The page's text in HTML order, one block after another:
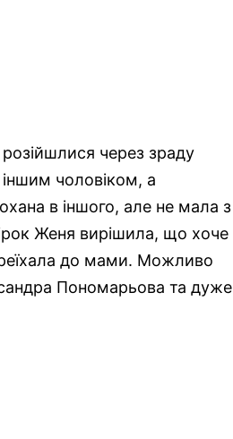
через зраду
іншим чоловіком, а
в іншого, але не мала з
Женя вирішила, що хоче
до мами. Можливо
Пономарьова та дуже